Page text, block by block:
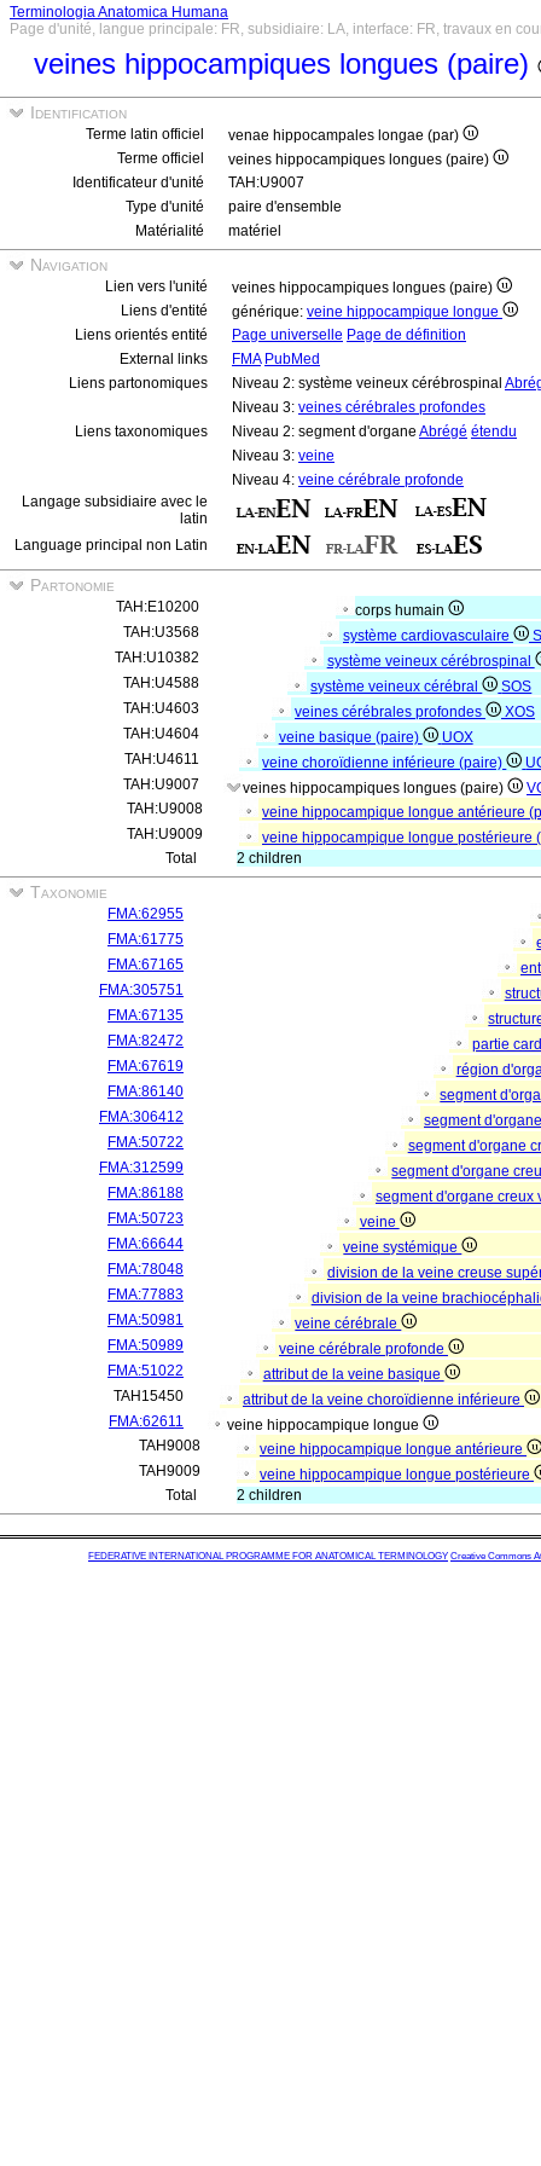
Terminologia Anatomica Humana
Page d'unité, langue principale: FR, subsidiaire: LA, interface: FR, travaux en
veines hippocampiques longues (paire)
Identification
Terme latin officiel
venae hippocampales longae (par)
Terme officiel
veines hippocampiques longues (paire)
Identificateur d'unité
TAH:U9007
Type d'unité
paire d'ensemble
Matérialité
matériel
Navigation
Lien vers l'unité
veines hippocampiques longues (paire)
Liens d'entité
générique: veine hippocampique longue
Liens orientés entité
Page universelle Page de définition
External links
FMA PubMed
Liens partonomiques
Niveau 2: système veineux cérébrospinal
Niveau 3: veines cérébrales profondes
Liens taxonomiques
Niveau 2: segment d'organe Abrégé étendu
Niveau 3: veine
Niveau 4: veine cérébrale profonde
Langage subsidiaire avec le
latin
Language principal non Latin
Partonomie
TAH:E10200
corps humain
TAH:U3568
système cardiovasculaire
TAH:U10382
système veineux cérébrospinal
TAH:U4588
système veineux cérébral
SOS
TAH:U4603
veines cérébrales profondes
XOS
TAH:U4604
veine basique (paire)
UOX
TAH:U4611
veine choroïdienne inférieure (paire)
TAH:U9007
veines hippocampiques longues (paire)
TAH:U9008
veine hippocampique longue antérieure
TAH:U9009
veine hippocampique longue postérieure
Total
2 children
Taxonomie
FMA:62955
FMA:61775
FMA:67165
FMA:305751
FMA:67135
FMA:82472
partie
FMA:67619
région
FMA:86140
segment
FMA:306412
segment
FMA:50722
segment d'organe
FMA:312599
segment d'organe
FMA:86188
segment d'organe creux
FMA:50723
veine
FMA:66644
veine systémique
FMA:78048
division de la veine creuse
FMA:77883
division de la veine
FMA:50981
veine cérébrale
FMA:50989
veine cérébrale profonde
FMA:51022
attribut de la veine basique
TAH15450
attribut de la veine choroïdienne inférieure
FMA:62611
veine hippocampique longue
TAH9008
veine hippocampique longue antérieure
TAH9009
veine hippocampique longue postérieure
Total
2 children
FEDERATIVE INTERNATIONAL PROGRAMME FOR ANATOMICAL TERMINOLOGY Creative Commons